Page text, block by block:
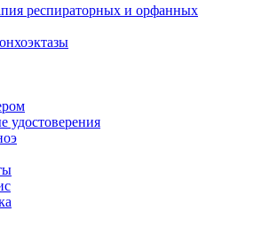
респираторных и орфанных
удостоверения